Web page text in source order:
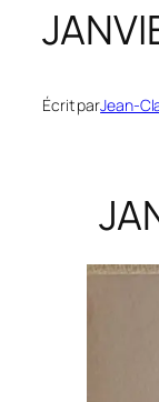
Écrit parJean-